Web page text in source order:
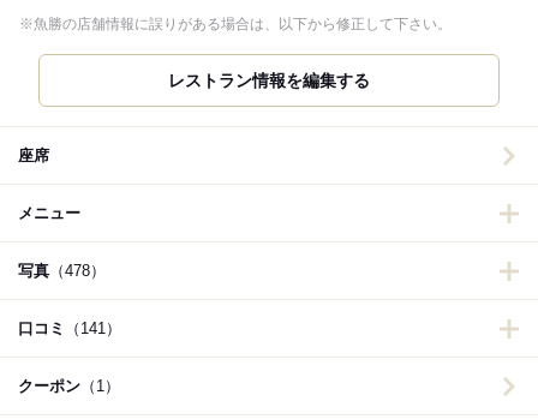
※魚勝の店舗情報に誤りがある場合は、以下から修正して下さい。
レストラン情報を編集する
座席
メニュー
写真 （478）
口コミ （141）
クーポン （1）